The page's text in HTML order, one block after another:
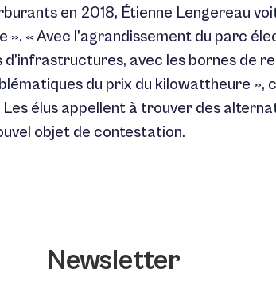
en 2018, Étienne Lengereau
« Avec l’agrandissement du parc
avec les bornes de
du prix du kilowattheure »,
élus appellent à trouver des
objet de contestation.
Newsletter